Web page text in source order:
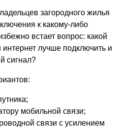
загородного жилья
к какому-либо
встает вопрос: какой
лучше подключить и
сигнал?
мобильной связи;
связи с усилением